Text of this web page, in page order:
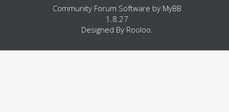
Community Forum Software by MyBB
1.8.27
Designed By Rooloo.